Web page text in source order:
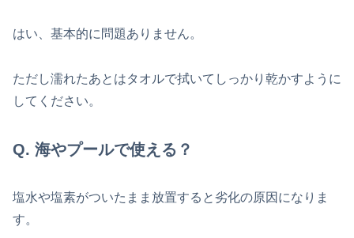
はい、基本的に問題ありません。
ただし濡れたあとはタオルで拭いてしっかり乾かすように
してください。
Q. 海やプールで使える？
塩水や塩素がついたまま放置すると劣化の原因になりま
す。